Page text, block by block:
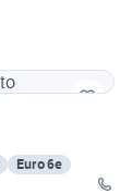
Euro 6e